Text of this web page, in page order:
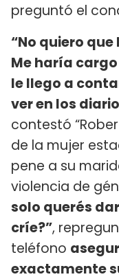
preguntó el
“No quiero
Me haría
le llego a
ver en los
contestó
de la mujer
pene a su
violencia de
solo querés
críe?”,
teléfono
exactamente